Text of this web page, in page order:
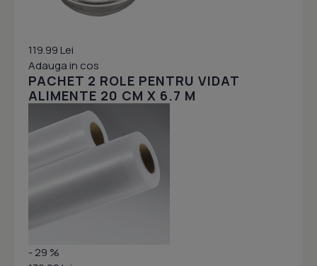
119.99 Lei
Adauga in cos
PACHET 2 ROLE PENTRU VIDAT
ALIMENTE 20 CM X 6.7 M
- 29 %